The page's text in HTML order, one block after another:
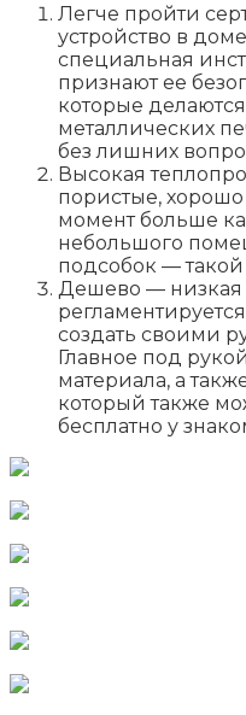
Легче пройти
устройство в
специальная
признают ее
которые
металлических
без лишних
Высокая
пористые, хорошо
момент больше
небольшого
подсобок — такой
Дешево — низкая
создать своими
Главное под
материала, а
который также
бесплатно у